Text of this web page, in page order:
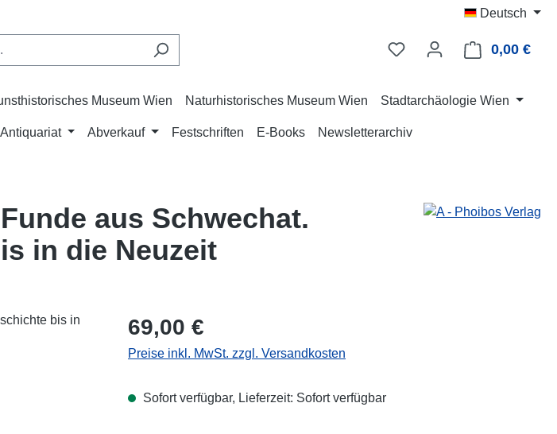
Deutsch
0,00 €
Museum Wien Naturhistorisches Museum Wien Stadtarchäologie Wien
Antiquariat Abverkauf Festschriften E-Books Newsletterarchiv
aus Schwechat.
in die Neuzeit
Regulärer Preis:
69,00 €
Preise inkl. MwSt. zzgl. Versandkosten
Sofort verfügbar, Lieferzeit: Sofort verfügbar